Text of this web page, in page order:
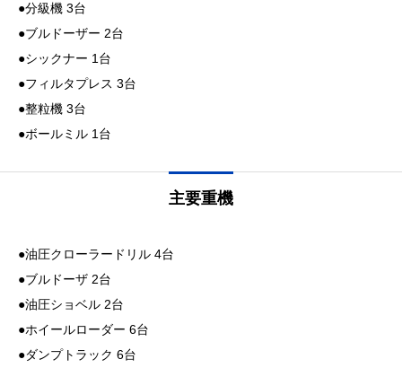
●分級機 3台
●ブルドーザー 2台
●シックナー 1台
●フィルタプレス 3台
●整粒機 3台
●ボールミル 1台
主要重機
●油圧クローラードリル 4台
●ブルドーザ 2台
●油圧ショベル 2台
●ホイールローダー 6台
●ダンプトラック 6台